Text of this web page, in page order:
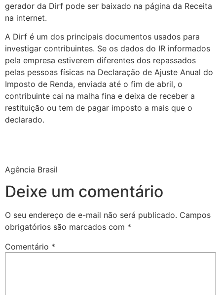
gerador da Dirf pode ser baixado na página da Receita
na internet.
A Dirf é um dos principais documentos usados para
investigar contribuintes. Se os dados do IR informados
pela empresa estiverem diferentes dos repassados
pelas pessoas físicas na Declaração de Ajuste Anual do
Imposto de Renda, enviada até o fim de abril, o
contribuinte cai na malha fina e deixa de receber a
restituição ou tem de pagar imposto a mais que o
declarado.
Agência Brasil
Deixe um comentário
O seu endereço de e-mail não será publicado. Campos
obrigatórios são marcados com *
Comentário *